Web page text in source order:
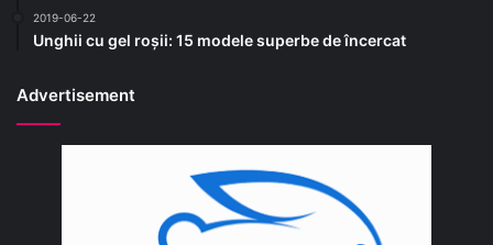
2019-06-22
Unghii cu gel roșii: 15 modele superbe de încercat
Advertisement